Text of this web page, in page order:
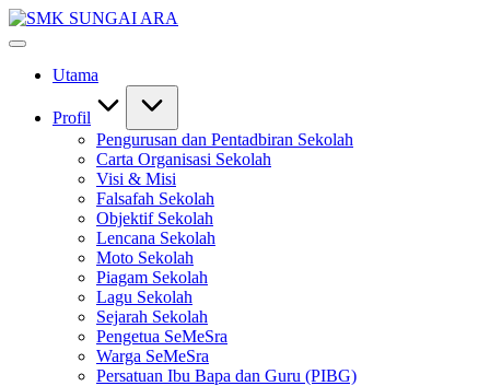
Skip
to
#KetekunanNadiKecemerlangan
#SeMeSradiHati
Utama
Profil
Pengurusan dan Pentadbiran Sekolah
Carta Organisasi Sekolah
Visi & Misi
Falsafah Sekolah
Objektif Sekolah
Lencana Sekolah
Moto Sekolah
Piagam Sekolah
Lagu Sekolah
Sejarah Sekolah
Pengetua SeMeSra
Warga SeMeSra
Persatuan Ibu Bapa dan Guru (PIBG)